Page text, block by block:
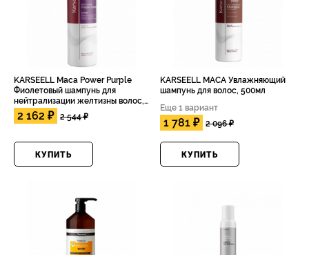
KARSEELL Maca Power Purple
Фиолетовый шампунь для
нейтрализации желтизны волос,
500мл
2 162 ₽ 2 544 ₽
КУПИТЬ
KARSEELL MACA Увлажняющий
шампунь для волос, 500мл
Еще 1 вариант
1 781 ₽ 2 096 ₽
КУПИТЬ